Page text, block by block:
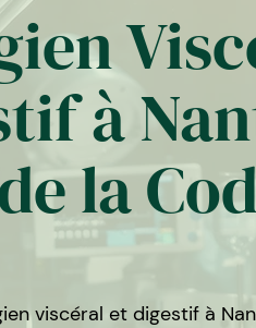
à
la
viscéral et digestif à